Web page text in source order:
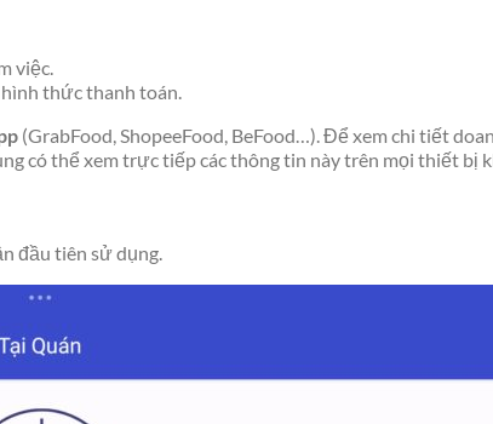
việc.
thức thanh toán.
(GrabFood, ShopeeFood, BeFood…). Để xem chi tiết
có thể xem trực tiếp các thông tin này trên mọi thiết bị
đầu tiên sử dụng.